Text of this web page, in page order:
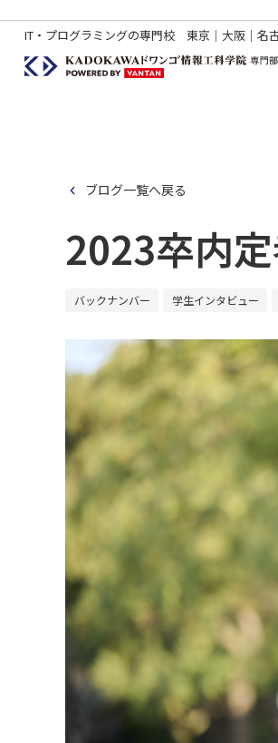
IT・プログラミングの専門校 東京｜大阪｜名
ブログ一覧へ戻る
2023卒内
バックナンバー 学生インタビュー